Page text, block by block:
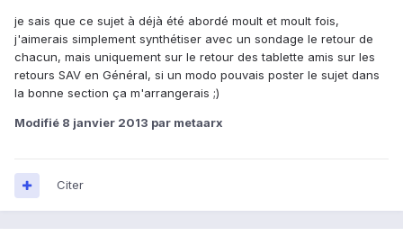
je sais que ce sujet à déjà été abordé moult et moult fois,
j'aimerais simplement synthétiser avec un sondage le retour de
chacun, mais uniquement sur le retour des tablette amis sur les
retours SAV en Général, si un modo pouvais poster le sujet dans
la bonne section ça m'arrangerais ;)
Modifié 8 janvier 2013 par metaarx
Citer